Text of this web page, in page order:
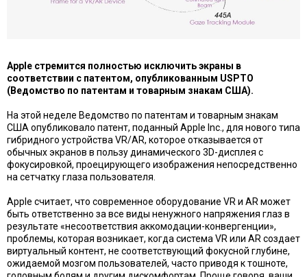
Apple стремится полностью исключить экраны в
соответствии с патентом, опубликованным USPTO
(Ведомство по патентам и товарным знакам США).
На этой неделе Ведомство по патентам и товарным знакам
США опубликовало патент, поданный Apple Inc., для нового типа
гибридного устройства VR/AR, которое отказывается от
обычных экранов в пользу динамического 3D-дисплея с
фокусировкой, проецирующего изображения непосредственно
на сетчатку глаза пользователя.
Apple считает, что современное оборудование VR и AR может
быть ответственно за все виды ненужного напряжения глаз в
результате «несоответствия аккомодации-конвергенции»,
проблемы, которая возникает, когда система VR или AR создает
виртуальный контент, не соответствующий фокусной глубине,
ожидаемой мозгом пользователей, часто приводя к тошноте,